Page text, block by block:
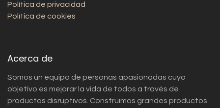
Política de privacidad
Política de cookies
Acerca de
Somos un equipo de personas apasionadas cuyo
objetivo es mejorar la vida de todos a través de
productos disruptivos. Construimos grandes productos